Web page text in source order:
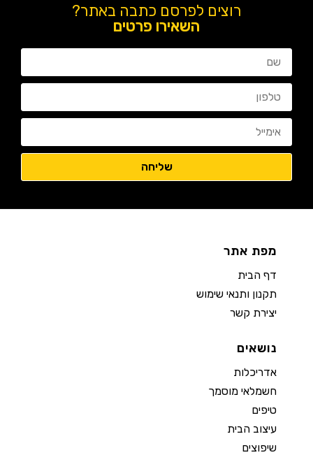
רוצים לפרסם כתבה באתר?
השאירו פרטים
מפת אתר
דף הבית
תקנון ותנאי שימוש
יצירת קשר
נושאים
אדריכלות
חשמלאי מוסמך
טיפים
עיצוב הבית
שיפוצים